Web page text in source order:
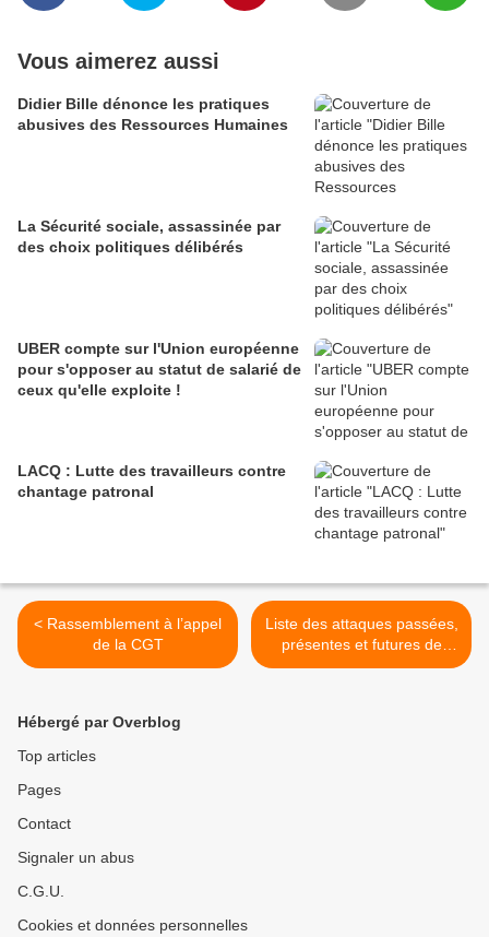
Vous aimerez aussi
Didier Bille dénonce les pratiques
abusives des Ressources Humaines
La Sécurité sociale, assassinée par
des choix politiques délibérés
UBER compte sur l'Union européenne
pour s'opposer au statut de salarié de
ceux qu'elle exploite !
LACQ : Lutte des travailleurs contre
chantage patronal
< Rassemblement à l’appel
de la CGT
Liste des attaques passées,
présentes et futures de
Macron >
Hébergé par Overblog
Top articles
Pages
Contact
Signaler un abus
C.G.U.
Cookies et données personnelles